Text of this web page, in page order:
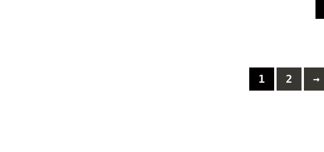
1 2 →